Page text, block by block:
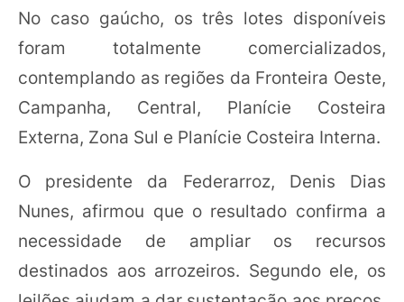
No caso gaúcho, os três lotes disponíveis
foram totalmente comercializados,
contemplando as regiões da Fronteira Oeste,
Campanha, Central, Planície Costeira
Externa, Zona Sul e Planície Costeira Interna.
O presidente da Federarroz, Denis Dias
Nunes, afirmou que o resultado confirma a
necessidade de ampliar os recursos
destinados aos arrozeiros. Segundo ele, os